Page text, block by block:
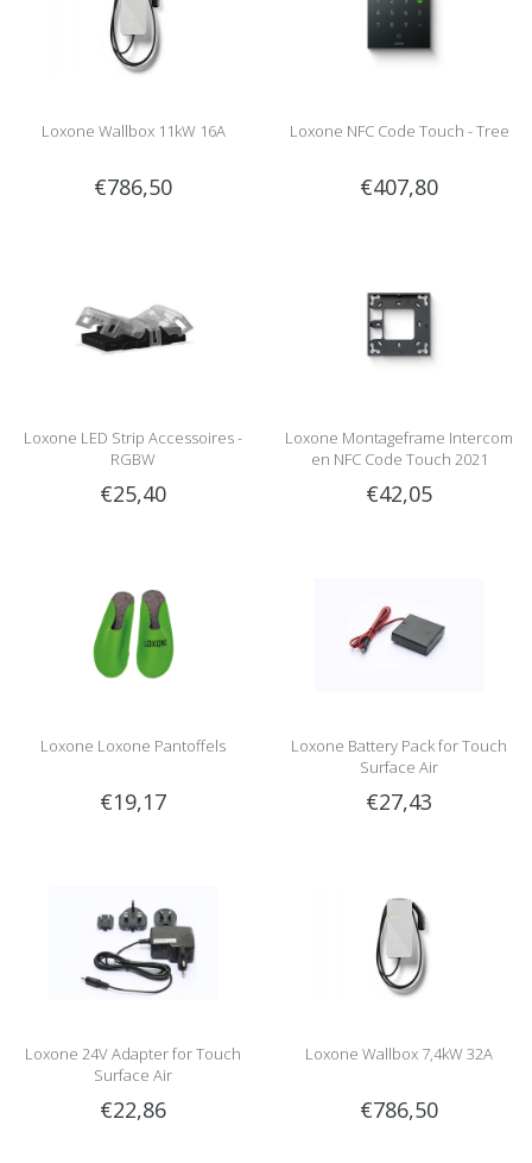
Loxone Wallbox 11kW 16A
€786,50
Loxone NFC Code Touch - Tree
€407,80
Loxone LED Strip Accessoires -
RGBW
€25,40
Loxone Montageframe Intercom
en NFC Code Touch 2021
€42,05
Loxone Loxone Pantoffels
€19,17
Loxone Battery Pack for Touch
Surface Air
€27,43
Loxone 24V Adapter for Touch
Surface Air
€22,86
Loxone Wallbox 7,4kW 32A
€786,50